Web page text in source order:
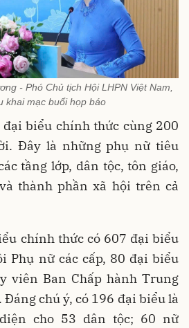
- Phó Chủ tịch Hội LHPN Việt Nam,
khai mạc buổi họp báo
biểu chính thức cùng 200
Đây là những phụ nữ tiêu
tầng lớp, dân tộc, tôn giáo,
thành phần xã hội trên cả
chính thức có 607 đại biểu
Phụ nữ các cấp, 80 đại biểu
viên Ban Chấp hành Trung
chú ý, có 196 đại biểu là
cho 53 dân tộc; 60 nữ